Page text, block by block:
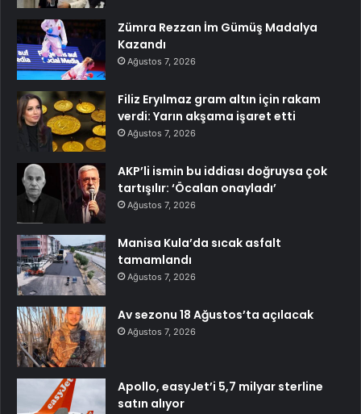
Zümra Rezzan İm Gümüş Madalya
Kazandı
Ağustos 7, 2026
Filiz Eryılmaz gram altın için rakam
verdi: Yarın akşama işaret etti
Ağustos 7, 2026
AKP’li ismin bu iddiası doğruysa çok
tartışılır: ‘Öcalan onayladı’
Ağustos 7, 2026
Manisa Kula’da sıcak asfalt
tamamlandı
Ağustos 7, 2026
Av sezonu 18 Ağustos’ta açılacak
Ağustos 7, 2026
Apollo, easyJet’i 5,7 milyar sterline
satın alıyor